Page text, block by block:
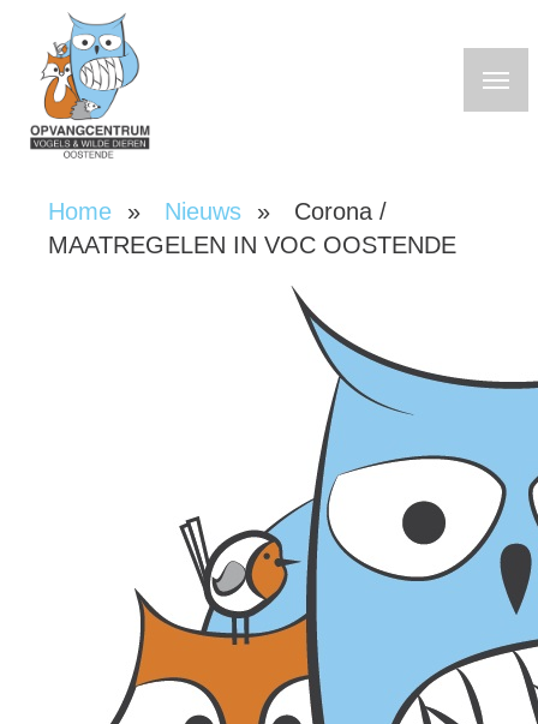
Overslaan
naar
inhoud
Kruimelpad
Home Nieuws
Corona /
MAATREGELEN IN VOC OOSTENDE